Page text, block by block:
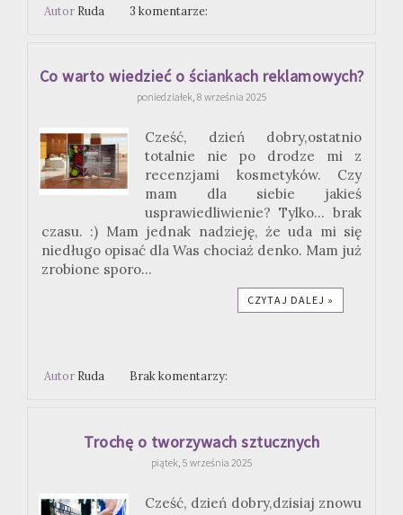
Autor Ruda 3 komentarze:
Co warto wiedzieć o ściankach reklamowych?
poniedziałek, 8 września 2025
Cześć, dzień dobry,ostatnio
totalnie nie po drodze mi z
recenzjami kosmetyków. Czy
mam dla siebie jakieś
usprawiedliwienie? Tylko... brak
czasu. :) Mam jednak nadzieję, że uda mi się
niedługo opisać dla Was chociaż denko. Mam już
zrobione sporo...
CZYTAJ DALEJ »
Autor Ruda Brak komentarzy:
Trochę o tworzywach sztucznych
piątek, 5 września 2025
Cześć, dzień dobry,dzisiaj znowu